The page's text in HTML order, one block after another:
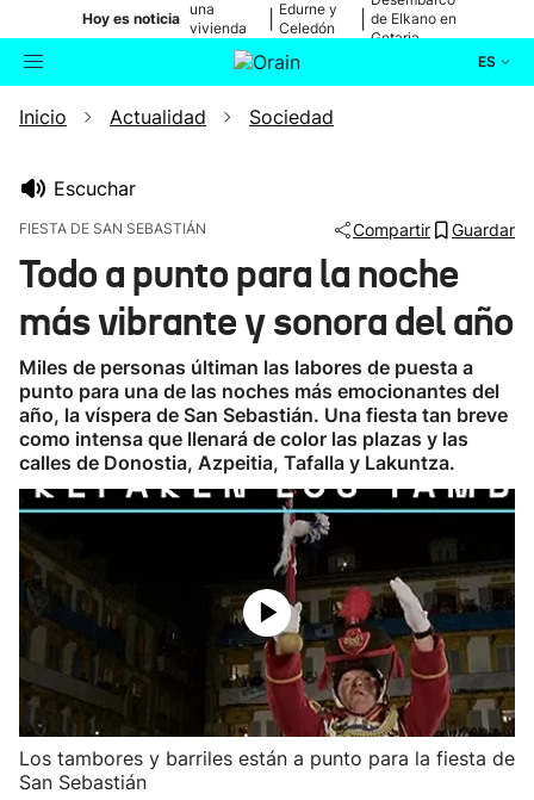
Hoy es noticia
una
vivienda
de Bilbao
Edurne y
Celedón
de Elkano en
Getaria
ES
Buscador Actualidad
Ikusmiran
Eguraldia
Inicio Actualidad Sociedad
Escuchar
FIESTA DE SAN SEBASTIÁN Compartir Guardar
Todo a punto para la noche
más vibrante y sonora del año
Miles de personas últiman las labores de puesta a
punto para una de las noches más emocionantes del
año, la víspera de San Sebastián. Una fiesta tan breve
como intensa que llenará de color las plazas y las
calles de Donostia, Azpeitia, Tafalla y Lakuntza.
Los tambores y barriles están a punto para la fiesta de
San Sebastián